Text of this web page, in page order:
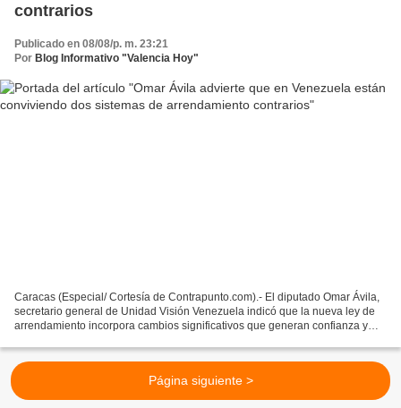
contrarios
Publicado en 08/08/p. m. 23:21
Por Blog Informativo "Valencia Hoy"
Caracas (Especial/ Cortesía de Contrapunto.com).- El diputado Omar Ávila,
secretario general de Unidad Visión Venezuela indicó que la nueva ley de
arrendamiento incorpora cambios significativos que generan confianza y
Página siguiente >